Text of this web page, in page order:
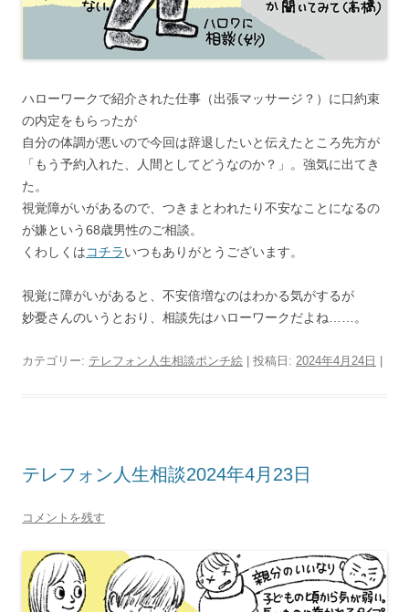
ハローワークで紹介された仕事（出張マッサージ？）に口約束
の内定をもらったが
自分の体調が悪いので今回は辞退したいと伝えたところ先方が
「もう予約入れた、人間としてどうなのか？」。強気に出てき
た。
視覚障がいがあるので、つきまとわれたり不安なことになるの
が嫌という68歳男性のご相談。
くわしくはコチラいつもありがとうございます。
視覚に障がいがあると、不安倍増なのはわかる気がするが
妙憂さんのいうとおり、相談先はハローワークだよね……。
カテゴリー: テレフォン人生相談ポンチ絵 | 投稿日: 2024年4月24日 |
テレフォン人生相談2024年4月23日
コメントを残す